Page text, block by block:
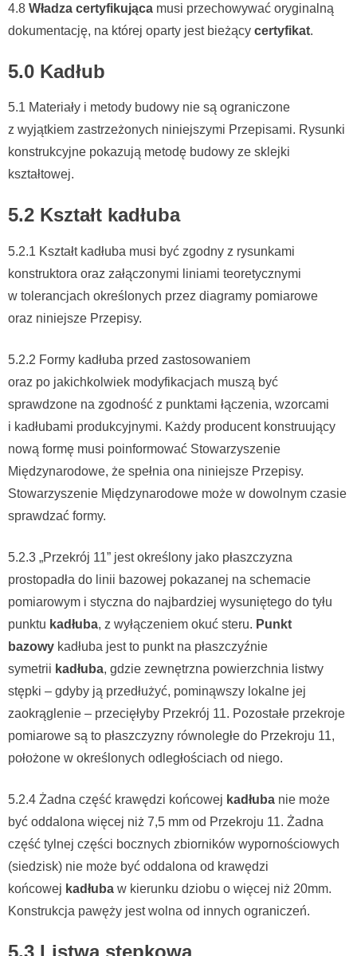
4.8 Władza certyfikująca musi przechowywać oryginalną
dokumentację, na której oparty jest bieżący certyfikat.
5.0 Kadłub
5.1 Materiały i metody budowy nie są ograniczone
z wyjątkiem zastrzeżonych niniejszymi Przepisami. Rysunki
konstrukcyjne pokazują metodę budowy ze sklejki
kształtowej.
5.2 Kształt kadłuba
5.2.1 Kształt kadłuba musi być zgodny z rysunkami
konstruktora oraz załączonymi liniami teoretycznymi
w tolerancjach określonych przez diagramy pomiarowe
oraz niniejsze Przepisy.
5.2.2 Formy kadłuba przed zastosowaniem
oraz po jakichkolwiek modyfikacjach muszą być
sprawdzone na zgodność z punktami łączenia, wzorcami
i kadłubami produkcyjnymi. Każdy producent konstruujący
nową formę musi poinformować Stowarzyszenie
Międzynarodowe, że spełnia ona niniejsze Przepisy.
Stowarzyszenie Międzynarodowe może w dowolnym czasie
sprawdzać formy.
5.2.3 „Przekrój 11” jest określony jako płaszczyzna
prostopadła do linii bazowej pokazanej na schemacie
pomiarowym i styczna do najbardziej wysuniętego do tyłu
punktu kadłuba, z wyłączeniem okuć steru. Punkt
bazowy kadłuba jest to punkt na płaszczyźnie
symetrii kadłuba, gdzie zewnętrzna powierzchnia listwy
stępki – gdyby ją przedłużyć, pominąwszy lokalne jej
zaokrąglenie – przecięłyby Przekrój 11. Pozostałe przekroje
pomiarowe są to płaszczyzny równoległe do Przekroju 11,
położone w określonych odległościach od niego.
5.2.4 Żadna część krawędzi końcowej kadłuba nie może
być oddalona więcej niż 7,5 mm od Przekroju 11. Żadna
część tylnej części bocznych zbiorników wypornościowych
(siedzisk) nie może być oddalona od krawędzi
końcowej kadłuba w kierunku dziobu o więcej niż 20mm.
Konstrukcja pawęży jest wolna od innych ograniczeń.